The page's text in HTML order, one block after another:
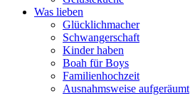
Was lieben
Glücklichmacher
Schwangerschaft
Kinder haben
Boah für Boys
Familienhochzeit
Ausnahmsweise aufgeräumt